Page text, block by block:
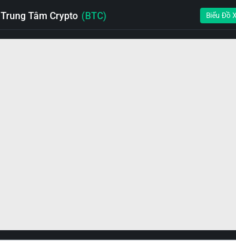
Trung Tâm Crypto (BTC) Biểu Đồ